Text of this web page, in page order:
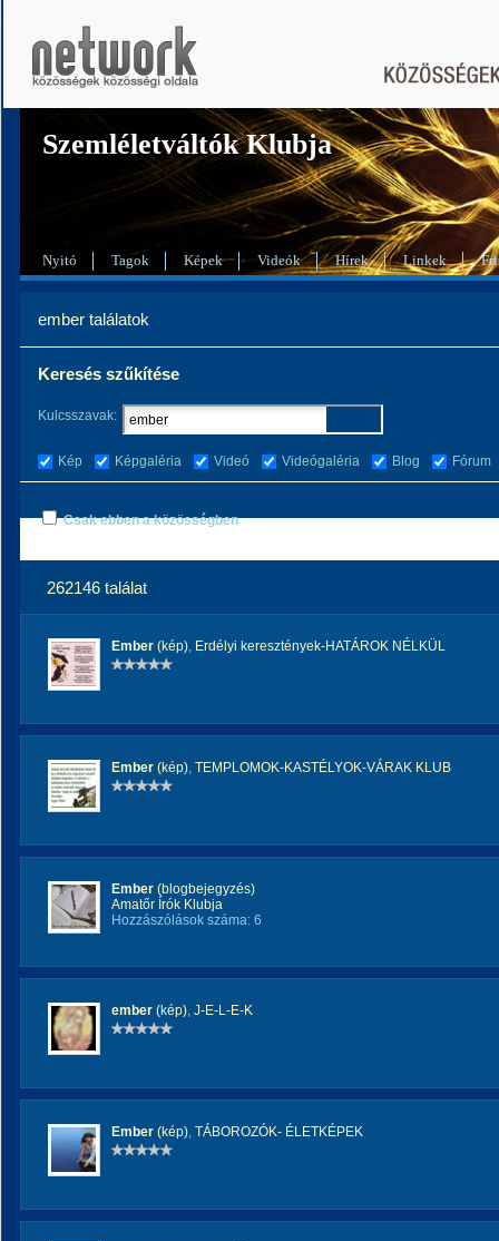
Szemléletváltók Klubja
Nyitó Tagok Képek Videók Hírek Linkek
ember találatok
Keresés szűkítése
Kulcsszavak:
Kép Képgaléria Videó Videógaléria Blog Fórum
Csak ebben a közösségben
262146 találat
Ember (kép), Erdélyi keresztények-HATÁROK NÉLKÜL
Ember (kép), TEMPLOMOK-KASTÉLYOK-VÁRAK KLUB
Ember (blogbejegyzés)
Amatőr Írók Klubja
Hozzászólások száma: 6
ember (kép), J-E-L-E-K
Ember (kép), TÁBOROZÓK- ÉLETKÉPEK